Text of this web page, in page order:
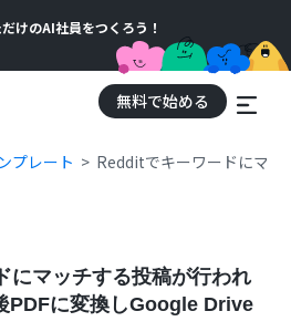
けのAI社員をつくろう！
無料で始める
プレート Redditでキーワードにマ
にマッチする投稿が行われ
PDFに変換しGoogle Drive